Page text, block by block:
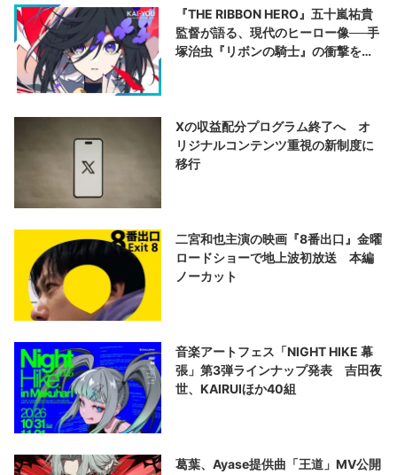
『THE RIBBON HERO』五十嵐祐貴
監督が語る、現代のヒーロー像──手
塚治虫『リボンの騎士』の衝撃を再
Xの収益配分プログラム終了へ オ
リジナルコンテンツ重視の新制度に
移行
二宮和也主演の映画『8番出口』金曜
ロードショーで地上波初放送 本編
ノーカット
音楽アートフェス「NIGHT HIKE 幕
張」第3弾ラインナップ発表 吉田夜
世、KAIRUIほか40組
葛葉、Ayase提供曲「王道」MV公開